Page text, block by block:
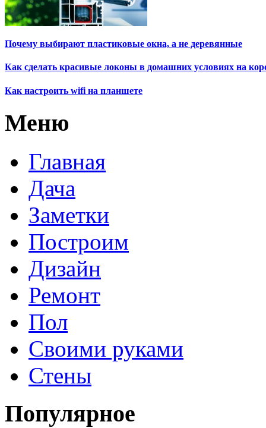
Почему выбирают пластиковые окна, а не деревянные
Как сделать красивые локоны в домашних условиях на
Как настроить wifi на планшете
Меню
Главная
Дача
Заметки
Построим
Дизайн
Ремонт
Пол
Своими руками
Стены
Популярное